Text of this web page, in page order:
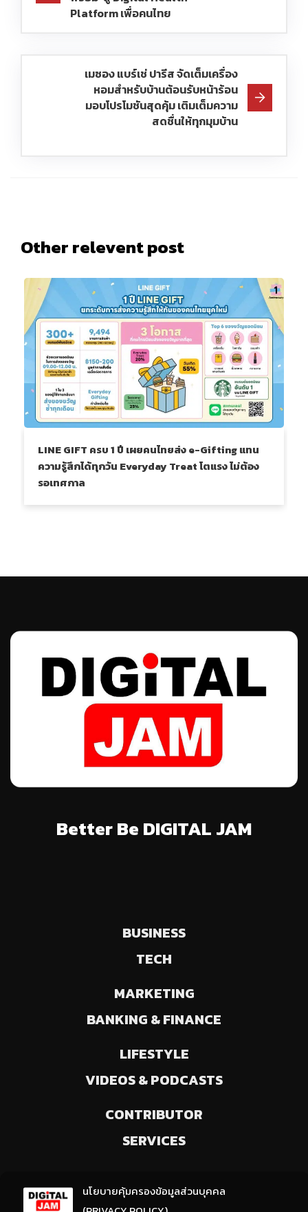
นโยบายคุ้มครองข้อมูลส่วนบุคคล
Platform เพื่อคนไทย
เมซอง แบร์เช่ ปารีส จัดเต็มเครื่อง
หอมสำหรับบ้านต้อนรับหน้าร้อน
มอบโปรโมชันสุดคุ้ม เติมเต็มความ
สดชื่นให้ทุกมุมบ้าน
Other relevent post
LINE GIFT ครบ 1 ปี เผยคนไทยส่ง e-Gifting แทน
ความรู้สึกได้ทุกวัน Everyday Treat โตแรง ไม่ต้อง
รอเทศกาล
Better Be DIGITAL JAM
BUSINESS
TECH
MARKETING
BANKING & FINANCE
LIFESTYLE
VIDEOS & PODCASTS
CONTRIBUTOR
SERVICES
ลงทะเบียนรับข่าวสารจากเรา
(ให้มีการเลือกความสนใจ / ชอบข่าวด้านใด)